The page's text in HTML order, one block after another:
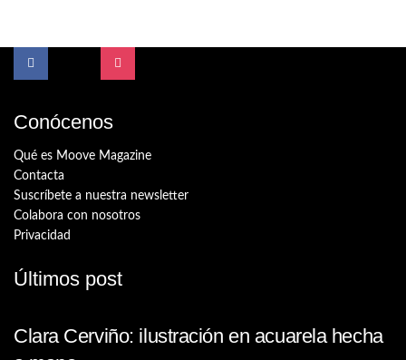
Conócenos
Qué es Moove Magazine
Contacta
Suscríbete a nuestra newsletter
Colabora con nosotros
Privacidad
Últimos post
Clara Cerviño: ilustración en acuarela hecha